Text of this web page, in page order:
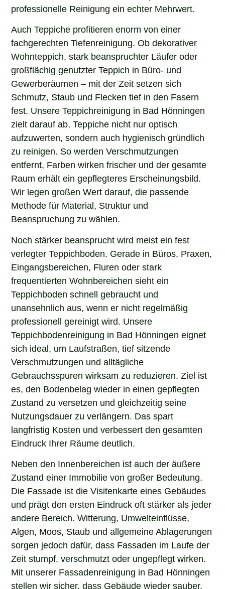
professionelle Reinigung ein echter Mehrwert.
Auch Teppiche profitieren enorm von einer
fachgerechten Tiefenreinigung. Ob dekorativer
Wohnteppich, stark beanspruchter Läufer oder
großflächig genutzter Teppich in Büro- und
Gewerberäumen – mit der Zeit setzen sich
Schmutz, Staub und Flecken tief in den Fasern
fest. Unsere Teppichreinigung in Bad Hönningen
zielt darauf ab, Teppiche nicht nur optisch
aufzuwerten, sondern auch hygienisch gründlich
zu reinigen. So werden Verschmutzungen
entfernt, Farben wirken frischer und der gesamte
Raum erhält ein gepflegteres Erscheinungsbild.
Wir legen großen Wert darauf, die passende
Methode für Material, Struktur und
Beanspruchung zu wählen.
Noch stärker beansprucht wird meist ein fest
verlegter Teppichboden. Gerade in Büros, Praxen,
Eingangsbereichen, Fluren oder stark
frequentierten Wohnbereichen sieht ein
Teppichboden schnell gebraucht und
unansehnlich aus, wenn er nicht regelmäßig
professionell gereinigt wird. Unsere
Teppichbodenreinigung in Bad Hönningen eignet
sich ideal, um Laufstraßen, tief sitzende
Verschmutzungen und alltägliche
Gebrauchsspuren wirksam zu reduzieren. Ziel ist
es, den Bodenbelag wieder in einen gepflegten
Zustand zu versetzen und gleichzeitig seine
Nutzungsdauer zu verlängern. Das spart
langfristig Kosten und verbessert den gesamten
Eindruck Ihrer Räume deutlich.
Neben den Innenbereichen ist auch der äußere
Zustand einer Immobilie von großer Bedeutung.
Die Fassade ist die Visitenkarte eines Gebäudes
und prägt den ersten Eindruck oft stärker als jeder
andere Bereich. Witterung, Umwelteinflüsse,
Algen, Moos, Staub und allgemeine Ablagerungen
sorgen jedoch dafür, dass Fassaden im Laufe der
Zeit stumpf, verschmutzt oder ungepflegt wirken.
Mit unserer Fassadenreinigung in Bad Hönningen
stellen wir sicher, dass Gebäude wieder sauber,